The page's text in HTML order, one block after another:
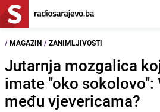
/ MAGAZIN / ZANIMLJIVOSTI
Jutarnja mozgalica
imate "oko
među vjevericama?